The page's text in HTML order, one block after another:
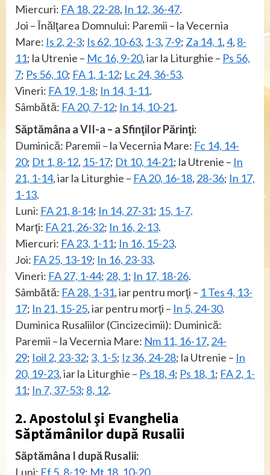
Miercuri: FA 18, 22-28, In 12, 36-47.
Joi – Înălţarea Domnului: Paremii – la Vecernia
Mare: Is 2, 2-3; Is 62, 10-63, 1-3, 7-9; Za 14, 1,4, 8-
11; la Utrenie – Mc 16, 9-20, iar la Liturghie – Ps 56,
7; Ps 56, 10; FA 1, 1-12; Lc 24, 36-53.
Vineri: FA 19, 1-8; In 14, 1-11.
Sâmbătă: FA 20, 7-12; In 14, 10-21.
Săptămâna a VII-a – a Sfinţilor Părinţi:
Duminică: Paremii – la Vecernia Mare: Fc 14, 14-
20; Dt 1, 8-12, 15-17; Dt 10, 14-21; la Utrenie – In
21, 1-14, iar la Liturghie – FA 20, 16-18, 28-36; In 17,
1-13.
Luni: FA 21, 8-14; In 14, 27-31; 15, 1-7.
Marţi: FA 21, 26-32; In 16, 2-13.
Miercuri: FA 23, 1-11; In 16, 15-23.
Joi: FA 25, 13-19; In 16, 23-33.
Vineri: FA 27, 1-44; 28, 1; In 17, 18-26.
Sâmbătă: FA 28, 1-31, iar pentru morţi – 1 Tes 4, 13-
17; In 21, 15-25, iar pentru morţi – In 5, 24-30.
Duminica Rusaliilor (Cincizecimii): Duminică:
Paremii – la Vecernia Mare: Nm 11, 16-17, 24-
29; Ioil 2, 23-32; 3, 1-5; Iz 36, 24-28; la Utrenie – In
20, 19-23, iar la Liturghie – Ps 18, 4; Ps 18, 1; FA 2, 1-
11; In 7, 37-53; 8, 12.
2. Apostolul şi Evanghelia
Săptămânilor după Rusalii
Săptămâna I după Rusalii:
Luni: Ef 5, 8-19; Mt 18, 10-20.